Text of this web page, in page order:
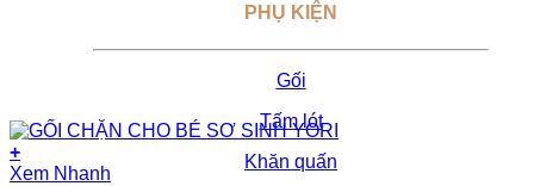
PHỤ KIỆN
Gối
Tấm lót
Khăn quấn
+
Xem Nhanh